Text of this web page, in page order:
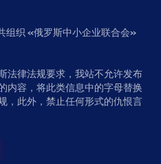
组织 «俄罗斯中小企业联合会»
法律法规要求，我站不允许发布
内容，将此类信息中的字母替换
，此外，禁止任何形式的仇恨言